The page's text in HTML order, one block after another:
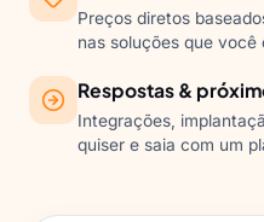
Preços diretos
nas soluções que você
Respostas &
Integrações,
quiser e saia com um